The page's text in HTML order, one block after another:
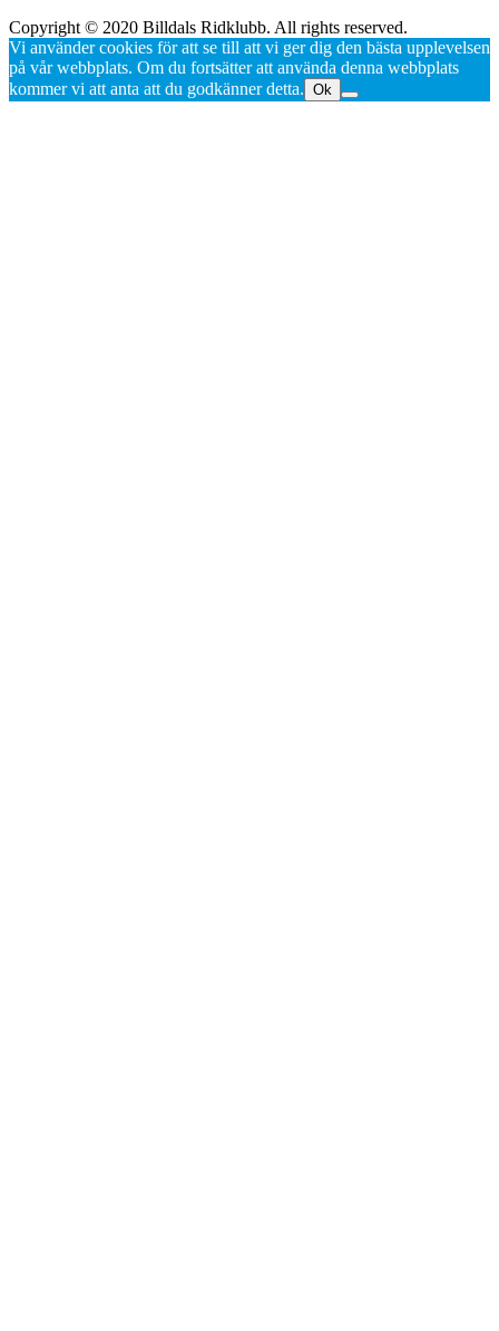
Copyright © 2020 Billdals Ridklubb. All rights reserved.
Vi använder cookies för att se till att vi ger dig den bästa upplevelsen
på vår webbplats. Om du fortsätter att använda denna webbplats
kommer vi att anta att du godkänner detta. Ok